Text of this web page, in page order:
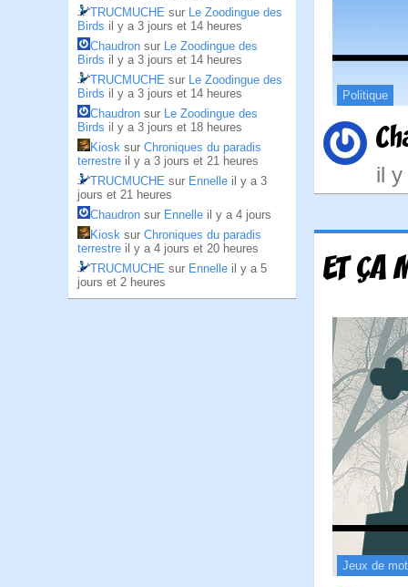
TRUCMUCHE sur Le Zoodingue des
Birds il y a 3 jours et 14 heures
Chaudron sur Le Zoodingue des
Birds il y a 3 jours et 14 heures
TRUCMUCHE sur Le Zoodingue des
Birds il y a 3 jours et 14 heures
Chaudron sur Le Zoodingue des
Birds il y a 3 jours et 18 heures
Kiosk sur Chroniques du paradis
terrestre il y a 3 jours et 21 heures
TRUCMUCHE sur Ennelle il y a 3
jours et 21 heures
Chaudron sur Ennelle il y a 4 jours
Kiosk sur Chroniques du paradis
terrestre il y a 4 jours et 20 heures
TRUCMUCHE sur Ennelle il y a 5
jours et 2 heures
Politique
il
ET ÇA
Jeux de